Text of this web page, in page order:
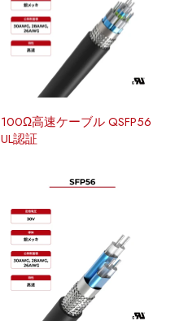
100Ω高速ケーブル QSFP56
UL認証